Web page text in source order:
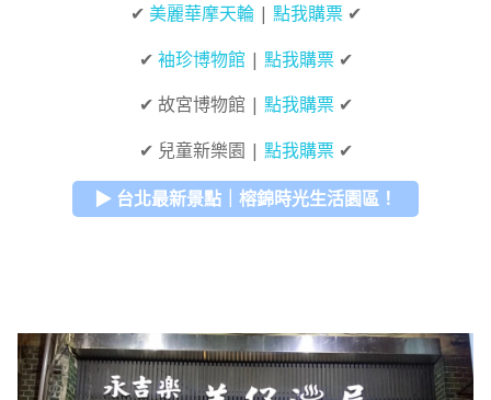
✔ 美麗華摩天輪| 點我購票✔
✔ 袖珍博物館| 點我購票✔
✔ 故宮博物館 | 點我購票✔
✔ 兒童新樂園 | 點我購票✔
▶ 台北最新景點｜榕錦時光生活園區！